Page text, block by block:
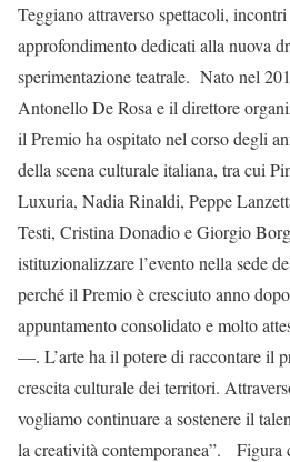
Teggiano attraverso spettacoli,
approfondimento dedicati alla nuova
sperimentazione teatrale. Nato nel
Antonello De Rosa e il direttore
il Premio ha ospitato nel corso degli
della scena culturale italiana, tra cui
Luxuria, Nadia Rinaldi, Peppe
Testi, Cristina Donadio e Giorgio
istituzionalizzare l’evento nella sede
perché il Premio è cresciuto anno
appuntamento consolidato e molto
—. L’arte ha il potere di raccontare il
crescita culturale dei territori.
vogliamo continuare a sostenere il
la creatività contemporanea”. Figura